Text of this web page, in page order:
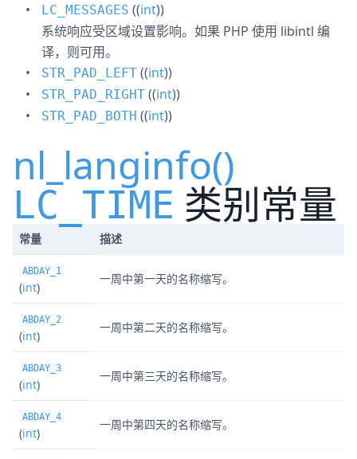
LC_MESSAGES ((int))
系统响应受区域设置影响。如果 PHP 使用 libintl 编
译，则可用。
STR_PAD_LEFT ((int))
STR_PAD_RIGHT ((int))
STR_PAD_BOTH ((int))
nl_langinfo()
LC_TIME 类别常量
常量 描述
ABDAY_1
(int)
一周中第一天的名称缩写。
ABDAY_2
(int)
一周中第二天的名称缩写。
ABDAY_3
(int)
一周中第三天的名称缩写。
ABDAY_4
(int)
一周中第四天的名称缩写。